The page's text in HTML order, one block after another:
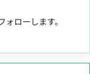
ローします。